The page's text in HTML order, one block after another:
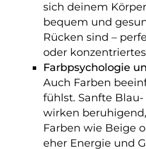
sich deinem
bequem und
Rücken sind –
oder
Farbpsychologie
Auch Farben
fühlst. Sanfte
wirken
Farben wie Beige
eher Energie und